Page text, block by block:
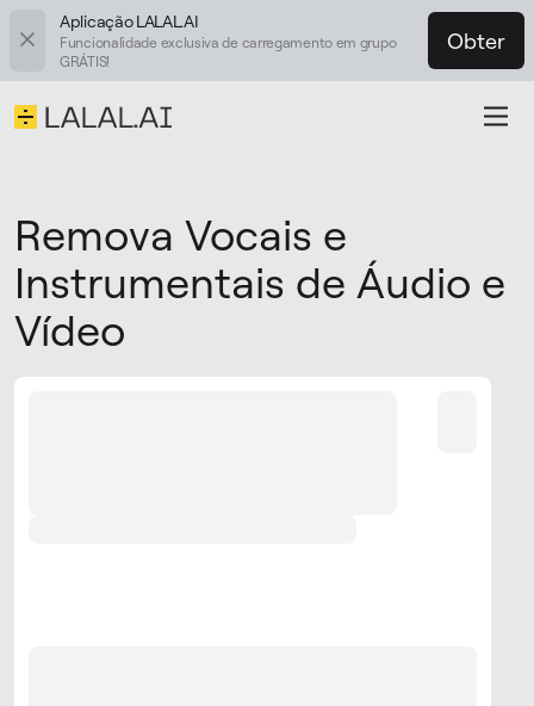
Aplicação LALAL.AI
Funcionalidade exclusiva de carregamento em grupo
GRÁTIS!
Obter
Remova Vocais e
Instrumentais de Áudio e
Vídeo